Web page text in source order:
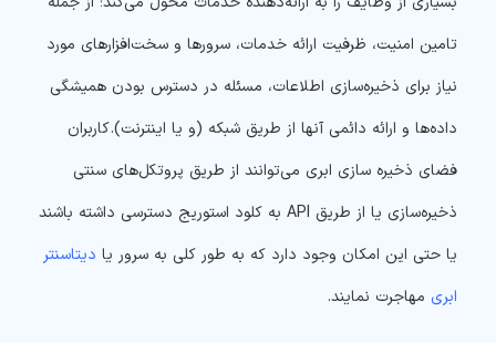
تامین امنیت، ظرفیت ارائه خدمات، سرورها و سخت‌افزارهای مورد
نیاز برای ذخیره‌سازی اطلاعات، مسئله در دسترس بودن همیشگی
داده‌ها و ارائه دائمی آنها از طریق شبکه (و یا اینترنت). کاربران
فضای ذخیره سازی ابری می‌توانند از طریق پروتکل‌های سنتی
ذخیره‌سازی یا از طریق API به کلود استوریج دسترسی داشته باشند
یا حتی این امکان وجود دارد که به طور کلی به سرور یا دیتاسنتر
ابری مهاجرت نمایند.